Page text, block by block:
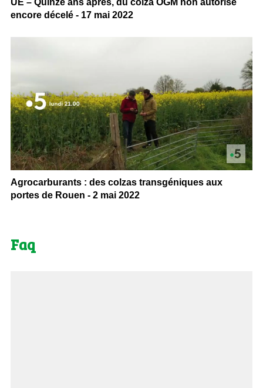
UE – Quinze ans après, du colza OGM non autorisé
encore décelé - 17 mai 2022
Agrocarburants : des colzas transgéniques aux
portes de Rouen - 2 mai 2022
Faq